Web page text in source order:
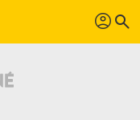
profil search